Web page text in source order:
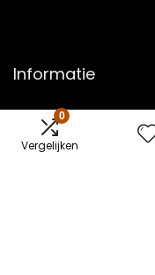
0
Vergelijken
Informatie
Contact
Klantenservice